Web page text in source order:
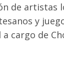
de artistas
y
a cargo de